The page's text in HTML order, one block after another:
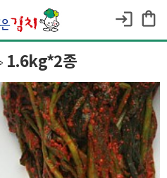
login shopping_bag
1.6kg*2종